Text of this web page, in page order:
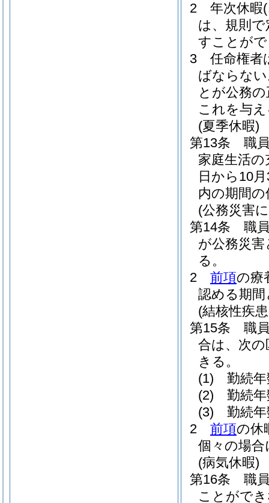
2
年次休暇
は、規則
すことが
3
任命権者
ばならな
とが公務
これを与
(夏季休暇)
第13条
職
家庭生活
日から10
内の期間
(公務災害
第14条
職
が公務災
る。
2
前項の療
認める期
(結核性疾
第15条
職
合は、次
きる。
(1)
勤続
(2)
勤続
(3)
勤続
2
前項の休
個々の場
(病気休暇)
第16条
職
ことがで